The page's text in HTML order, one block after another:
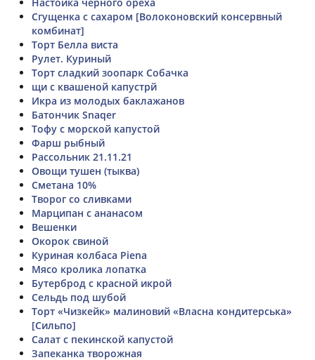
Сгущенка с сахаром [Волоконовский консервный
комбинат]
Торт Белла виста
Рулет. Куриный
Торт сладкий зоопарк Собачка
щи с квашеной капустрй
Икра из молодых баклажанов
Батончик Snaqer
Тофу с морской капустой
Фарш рыбный
Рассольник 21.11.21
Овощи тушен (тыква)
Сметана 10%
Творог со сливками
Марципан с ананасом
Вешенки
Окорок свиной
Куриная колбаса Piena
Мясо кролика лопатка
Бутерброд с красной икрой
Сельдь под шубой
Торт «Чизкейк» малиновий «Власна кондитерська»
[Сильпо]
Салат с пекинской капустой
Запеканка творожная